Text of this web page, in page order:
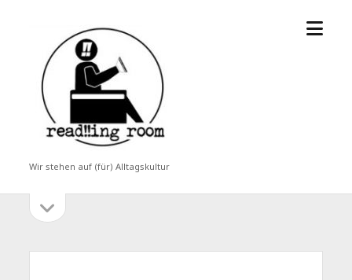
read!!ing
room
Wir stehen auf (für) Alltagskultur
Menü
Seitenleiste
öffnen